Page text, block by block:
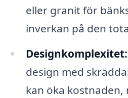
eller granit för
inverkan på den
Designkomplexitet:
design med
kan öka kostnaden,